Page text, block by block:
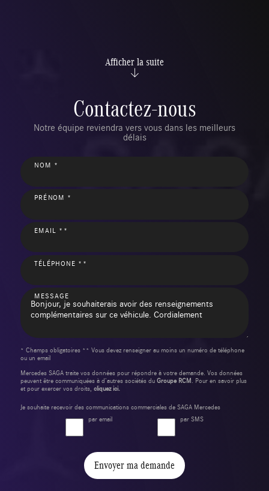
Afficher la suite
Contactez-nous
Notre équipe reviendra vers vous dans les meilleurs
délais
NOM *
PRÉNOM *
EMAIL **
TÉLÉPHONE **
MESSAGE
* Champs obligatoires ** Vous devez renseigner au moins un numéro de téléphone
ou un email
Mercedes SAGA traite vos données pour répondre à votre demande. Vos données
peuvent être communiquées à d’autres sociétés du Groupe RCM. Pour en savoir plus
et pour exercer vos droits, cliquez ici.
Je souhaite recevoir des communications commerciales de SAGA Mercedes
par email
par SMS
Envoyer ma demande